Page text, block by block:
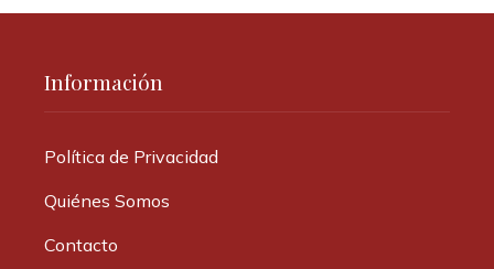
Información
Política de Privacidad
Quiénes Somos
Contacto